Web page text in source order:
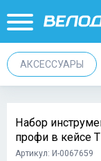
АКСЕССУАРЫ
Набор
профи в кейсе
Артикул: И-0067659